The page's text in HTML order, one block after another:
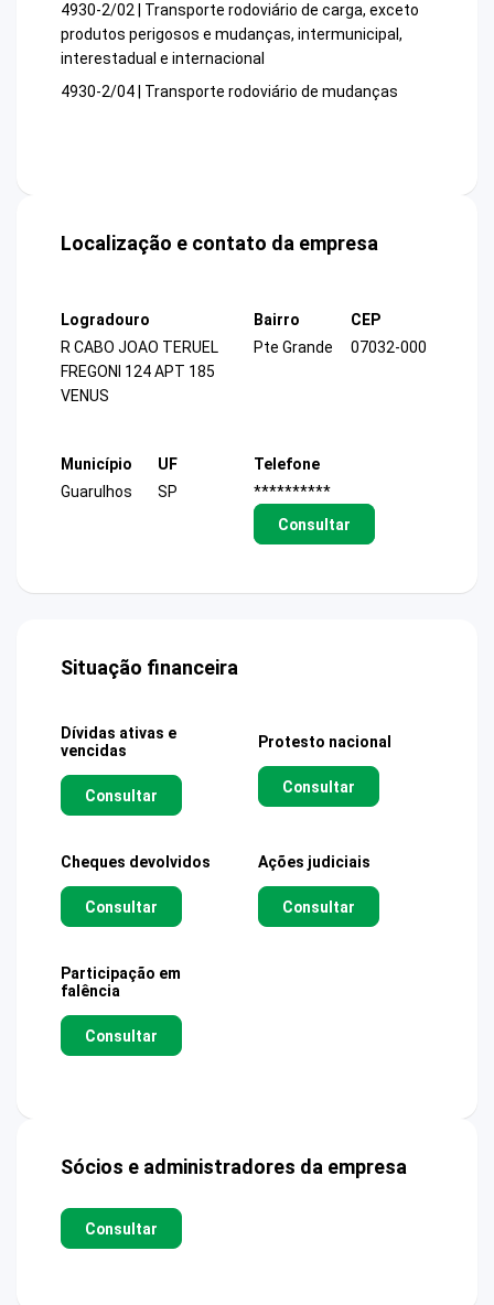
4930-2/02 | Transporte rodoviário de carga, exceto
produtos perigosos e mudanças, intermunicipal,
interestadual e internacional
4930-2/04 | Transporte rodoviário de mudanças
Localização e contato da empresa
Logradouro
R CABO JOAO TERUEL
FREGONI 124 APT 185
VENUS
Bairro
Pte Grande
CEP
07032-000
Município
Guarulhos
UF
SP
Telefone
**********
Consultar
Situação financeira
Dívidas ativas e
vencidas
Consultar
Protesto nacional
Consultar
Cheques devolvidos
Consultar
Ações judiciais
Consultar
Participação em
falência
Consultar
Sócios e administradores da empresa
Consultar